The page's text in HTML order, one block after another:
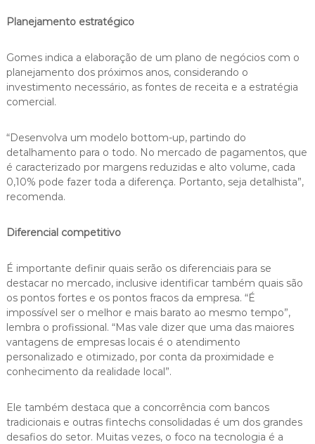
Planejamento estratégico
Gomes indica a elaboração de um plano de negócios com o
planejamento dos próximos anos, considerando o
investimento necessário, as fontes de receita e a estratégia
comercial.
“Desenvolva um modelo bottom-up, partindo do
detalhamento para o todo. No mercado de pagamentos, que
é caracterizado por margens reduzidas e alto volume, cada
0,10% pode fazer toda a diferença. Portanto, seja detalhista”,
recomenda.
Diferencial competitivo
É importante definir quais serão os diferenciais para se
destacar no mercado, inclusive identificar também quais são
os pontos fortes e os pontos fracos da empresa. “É
impossível ser o melhor e mais barato ao mesmo tempo”,
lembra o profissional. “Mas vale dizer que uma das maiores
vantagens de empresas locais é o atendimento
personalizado e otimizado, por conta da proximidade e
conhecimento da realidade local”.
Ele também destaca que a concorrência com bancos
tradicionais e outras fintechs consolidadas é um dos grandes
desafios do setor. Muitas vezes, o foco na tecnologia é a